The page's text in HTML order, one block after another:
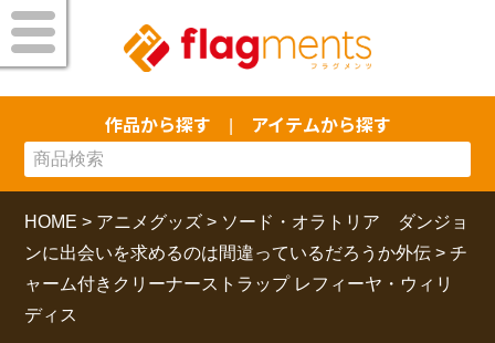
作品から探す アイテムから探す
HOME > アニメグッズ > ソード・オラトリア ダンジョ
ンに出会いを求めるのは間違っているだろうか外伝 >チ
ャーム付きクリーナーストラップ レフィーヤ・ウィリ
ディス